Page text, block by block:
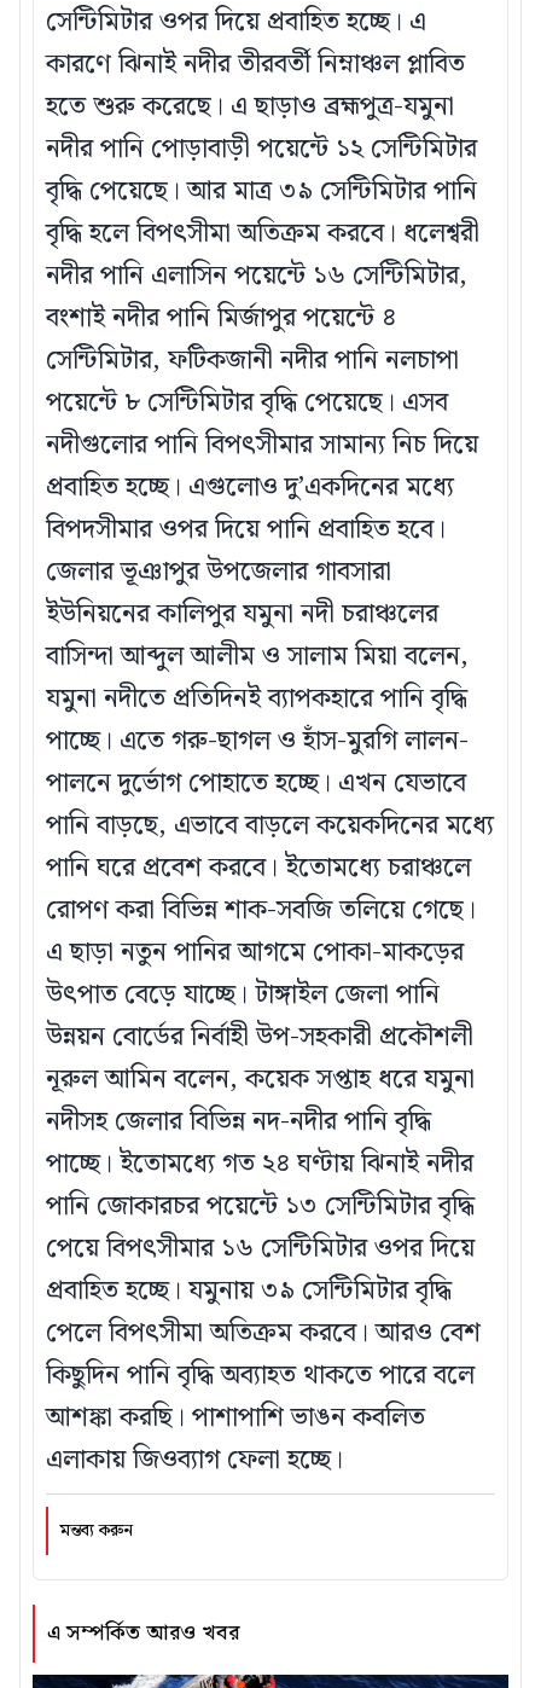
এ সম্পর্কিত আরও খবর
সেন্টিমিটার ওপর দিয়ে প্রবাহিত হচ্ছে। এ
কারণে ঝিনাই নদীর তীরবর্তী নিম্নাঞ্চল প্লাবিত
হতে শুরু করেছে। এ ছাড়াও ব্রহ্মপুত্র-যমুনা
নদীর পানি পোড়াবাড়ী পয়েন্টে ১২ সেন্টিমিটার
বৃদ্ধি পেয়েছে। আর মাত্র ৩৯ সেন্টিমিটার পানি
বৃদ্ধি হলে বিপৎসীমা অতিক্রম করবে। ধলেশ্বরী
নদীর পানি এলাসিন পয়েন্টে ১৬ সেন্টিমিটার,
বংশাই নদীর পানি মির্জাপুর পয়েন্টে ৪
সেন্টিমিটার, ফটিকজানী নদীর পানি নলচাপা
পয়েন্টে ৮ সেন্টিমিটার বৃদ্ধি পেয়েছে। এসব
নদীগুলোর পানি বিপৎসীমার সামান্য নিচ দিয়ে
প্রবাহিত হচ্ছে। এগুলোও দু’একদিনের মধ্যে
বিপদসীমার ওপর দিয়ে পানি প্রবাহিত হবে।
জেলার ভূঞাপুর উপজেলার গাবসারা
ইউনিয়নের কালিপুর যমুনা নদী চরাঞ্চলের
বাসিন্দা আব্দুল আলীম ও সালাম মিয়া বলেন,
যমুনা নদীতে প্রতিদিনই ব্যাপকহারে পানি বৃদ্ধি
পাচ্ছে। এতে গরু-ছাগল ও হাঁস-মুরগি লালন-
পালনে দুর্ভোগ পোহাতে হচ্ছে। এখন যেভাবে
পানি বাড়ছে, এভাবে বাড়লে কয়েকদিনের মধ্যে
পানি ঘরে প্রবেশ করবে। ইতোমধ্যে চরাঞ্চলে
রোপণ করা বিভিন্ন শাক-সবজি তলিয়ে গেছে।
এ ছাড়া নতুন পানির আগমে পোকা-মাকড়ের
উৎপাত বেড়ে যাচ্ছে। টাঙ্গাইল জেলা পানি
উন্নয়ন বোর্ডের নির্বাহী উপ-সহকারী প্রকৌশলী
নূরুল আমিন বলেন, কয়েক সপ্তাহ ধরে যমুনা
নদীসহ জেলার বিভিন্ন নদ-নদীর পানি বৃদ্ধি
পাচ্ছে। ইতোমধ্যে গত ২৪ ঘণ্টায় ঝিনাই নদীর
পানি জোকারচর পয়েন্টে ১৩ সেন্টিমিটার বৃদ্ধি
পেয়ে বিপৎসীমার ১৬ সেন্টিমিটার ওপর দিয়ে
প্রবাহিত হচ্ছে। যমুনায় ৩৯ সেন্টিমিটার বৃদ্ধি
পেলে বিপৎসীমা অতিক্রম করবে। আরও বেশ
কিছুদিন পানি বৃদ্ধি অব্যাহত থাকতে পারে বলে
আশঙ্কা করছি। পাশাপাশি ভাঙন কবলিত
এলাকায় জিওব্যাগ ফেলা হচ্ছে।
মন্তব্য করুন